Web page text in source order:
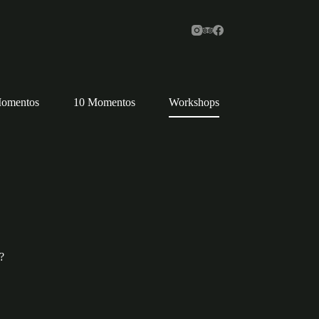
10 Momentos Workshops